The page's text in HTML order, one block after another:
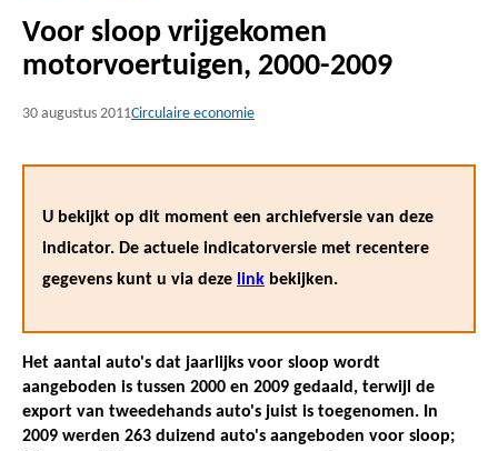
Kruimelpad
Voor sloop vrijgekomen
motorvoertuigen, 2000-2009
30 augustus 2011Circulaire economie
U bekijkt op dit moment een archiefversie van deze
indicator. De actuele indicatorversie met recentere
gegevens kunt u via deze link bekijken.
Het aantal auto's dat jaarlijks voor sloop wordt
aangeboden is tussen 2000 en 2009 gedaald, terwijl de
export van tweedehands auto's juist is toegenomen. In
2009 werden 263 duizend auto's aangeboden voor sloop;